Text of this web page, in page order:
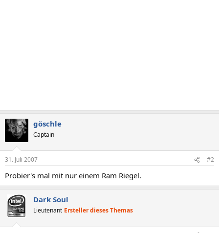
göschle
Captain
31. Juli 2007 #2
Probier's mal mit nur einem Ram Riegel.
Dark Soul
Lieutenant Ersteller dieses Themas